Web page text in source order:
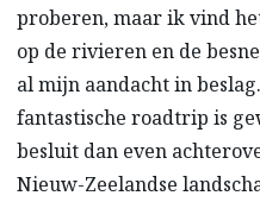
proberen, maar ik vind
op de rivieren en de
al mijn aandacht in
fantastische roadtrip is
besluit dan even
Nieuw-Zeelandse